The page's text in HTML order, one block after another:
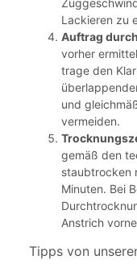
Lackieren zu
Auftrag
vorher
trage den
und
vermeiden.
gemäß den
staubtrocken
Minuten. Bei
Anstrich
Tipps von